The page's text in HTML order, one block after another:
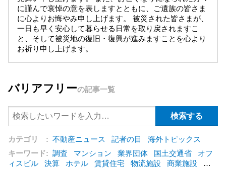
に謹んで哀悼の意を表しますとともに、ご遺族の皆さま
に心よりお悔やみ申し上げます。 被災された皆さまが、
一日も早く安心して暮らせる日常を取り戻されますこ
と、そして被災地の復旧・復興が進みますことを心より
お祈り申し上げます。
バリアフリーの記事一覧
カテゴリ : 不動産ニュース 記者の目
海外トピックス
キーワード: 調査 マンション 業界団体 国土交通省
オフ
ィスビル
決算 ホテル 賃貸住宅 物流施設 商業施設
海